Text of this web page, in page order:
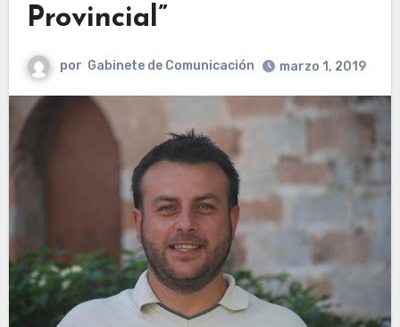
Provincial”
por Gabinete de Comunicación marzo 1, 2019